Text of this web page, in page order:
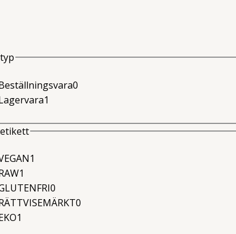
00
1
1
1
produkter
00
produkter
00
1